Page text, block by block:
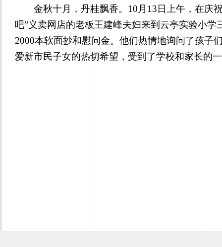
金秋十月，丹桂飘香。 10 月 13 日上午，在庆
吧”义卖网店的老板王建峰夫妇来到云亭实验小
2000本软面抄和慰问金。他们热情地询问了孩子
爱新市民子女的热切希望，受到了学校和家长的